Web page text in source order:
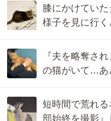
膝にかけてい
様子を見に行
『夫を略奪さ
の猫がいて…
短時間で荒れ
部始終を撮影